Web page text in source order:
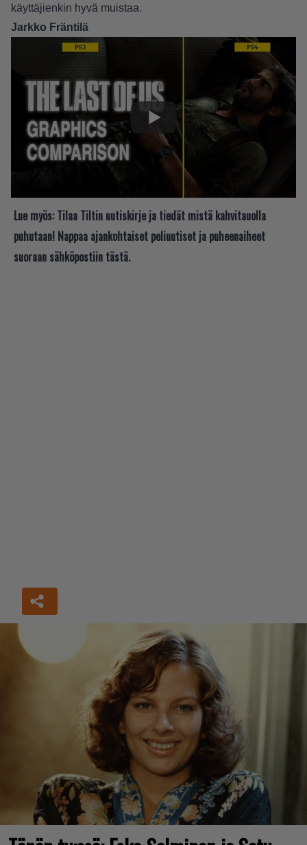
käyttäjienkin hyvä muistaa.
Jarkko Fräntilä
Lue myös: Tilaa Tiltin uutiskirje ja tiedät mistä kahvitauolla
puhutaan! Nappaa ajankohtaiset peliuutiset ja puheenaiheet
suoraan sähköpostiin tästä.